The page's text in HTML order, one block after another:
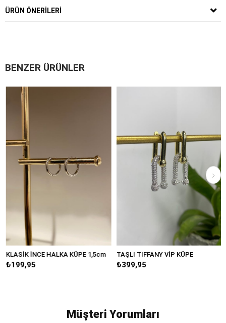
ÜRÜN ÖNERILERI
BENZER ÜRÜNLER
İNCE HALKA KÜPE 1,5cm TAŞLI TIFFANY VİP KÜPE
₺399,95
Müşteri Yorumları